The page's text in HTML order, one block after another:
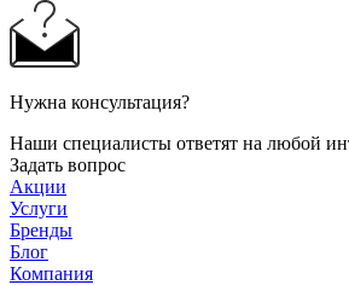
Нужна консультация?
Наши специалисты ответят на любой
Задать вопрос
Акции
Услуги
Бренды
Блог
Компания